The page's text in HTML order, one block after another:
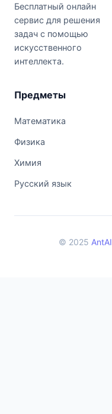
Бесплатный онлайн
сервис для решения
задач с помощью
искусственного
интеллекта.
Предметы
Математика
Физика
Химия
Русский язык
© 2025 AntAI